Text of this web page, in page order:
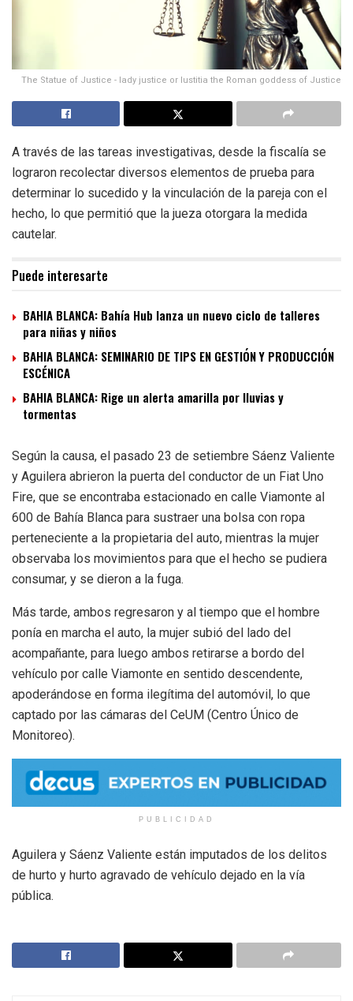
The Statue of Justice - lady justice or Iustitia the Roman goddess of Justice
A través de las tareas investigativas, desde la fiscalía se
lograron recolectar diversos elementos de prueba para
determinar lo sucedido y la vinculación de la pareja con el
hecho, lo que permitió que la jueza otorgara la medida
cautelar.
Puede interesarte
BAHIA BLANCA: Bahía Hub lanza un nuevo ciclo de talleres
para niñas y niños
BAHIA BLANCA: SEMINARIO DE TIPS EN GESTIÓN Y PRODUCCIÓN
ESCÉNICA
BAHIA BLANCA: Rige un alerta amarilla por lluvias y
tormentas
Según la causa, el pasado 23 de setiembre Sáenz Valiente
y Aguilera abrieron la puerta del conductor de un Fiat Uno
Fire, que se encontraba estacionado en calle Viamonte al
600 de Bahía Blanca para sustraer una bolsa con ropa
perteneciente a la propietaria del auto, mientras la mujer
observaba los movimientos para que el hecho se pudiera
consumar, y se dieron a la fuga.
Más tarde, ambos regresaron y al tiempo que el hombre
ponía en marcha el auto, la mujer subió del lado del
acompañante, para luego ambos retirarse a bordo del
vehículo por calle Viamonte en sentido descendente,
apoderándose en forma ilegítima del automóvil, lo que
captado por las cámaras del CeUM (Centro Único de
Monitoreo).
PUBLICIDAD
Aguilera y Sáenz Valiente están imputados de los delitos
de hurto y hurto agravado de vehículo dejado en la vía
pública.